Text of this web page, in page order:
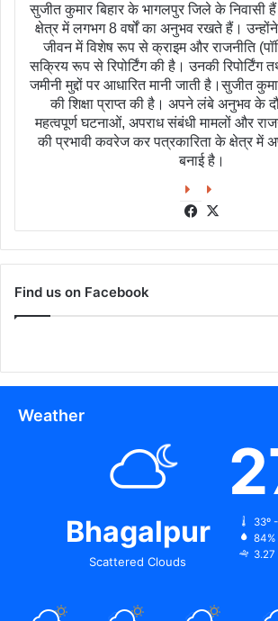
सुजीत कुमार बिहार के भागलपुर जिले के निवासी
क्षेत्र में लगभग 8 वर्षों का अनुभव रखते हैं।
जीवन में विशेष रूप से क्राइम और राजनीति
सक्रिय रूप से रिपोर्टिंग की है। उनकी रिपोर्टिंग
जमीनी मुद्दों पर आधारित मानी जाती है।सुजीत
की शिक्षा प्राप्त की है। अपने लंबे अनुभव के
महत्वपूर्ण घटनाओं, अपराध संबंधी मामलों और
की प्रभावी कवरेज कर पत्रकारिता के क्षेत्र में
बनाई है।
Facebook
Find us on Facebook
Weather
Bhagalpur
Scattered Clouds
33º
84%
3.27